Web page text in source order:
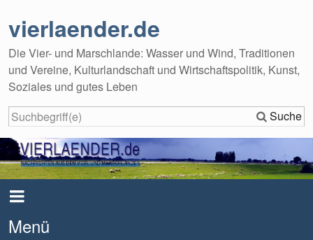
vierlaender.de
Die Vier- und Marschlande: Wasser und Wind, Traditionen
und Vereine, Kulturlandschaft und Wirtschaftspolitik, Kunst,
Soziales und gutes Leben
Suche
Menü